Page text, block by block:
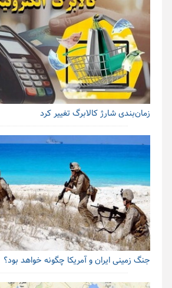
زمان‌بندی شارژ کالابرگ تغییر کرد
جنگ زمینی ایران و آمریکا چگونه خواهد بود؟